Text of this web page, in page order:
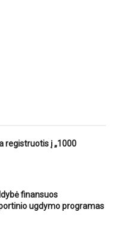
registruotis į „1000
finansuos
ugdymo programas